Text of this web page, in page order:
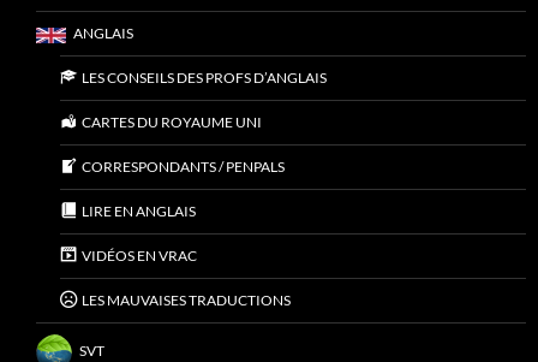
ANGLAIS
LES CONSEILS DES PROFS D’ANGLAIS
CARTES DU ROYAUME UNI
CORRESPONDANTS / PENPALS
LIRE EN ANGLAIS
VIDÉOS EN VRAC
LES MAUVAISES TRADUCTIONS
SVT